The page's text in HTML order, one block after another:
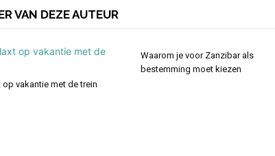
VAN DEZE AUTEUR
op vakantie met de trein
Waarom je voor Zanzibar als
bestemming moet kiezen